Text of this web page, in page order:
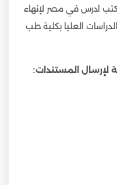
ادرس في مصر لإنهاء
العليا بكلية طب
لإرسال المستندات: